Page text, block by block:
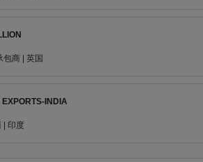
包商 | 英国
EXPORTS-INDIA
| 印度